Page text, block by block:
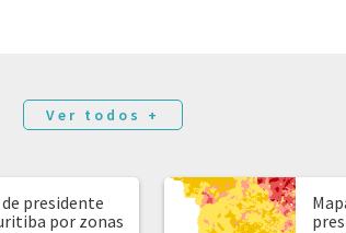
Ver todos +
de presidente
por zonas